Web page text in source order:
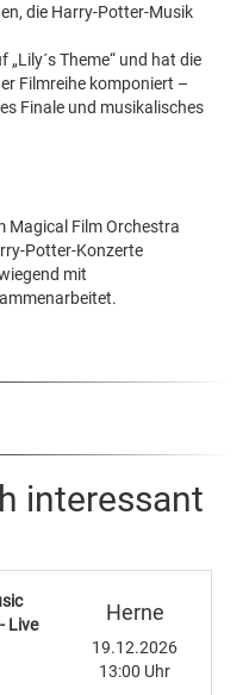
die Harry-Potter-Musik
Theme“ und hat die
Filmreihe komponiert –
Finale und musikalisches
Magical Film Orchestra
Potter-Konzerte
mit
interessant
Live
Herne
19.12.2026
13:00 Uhr